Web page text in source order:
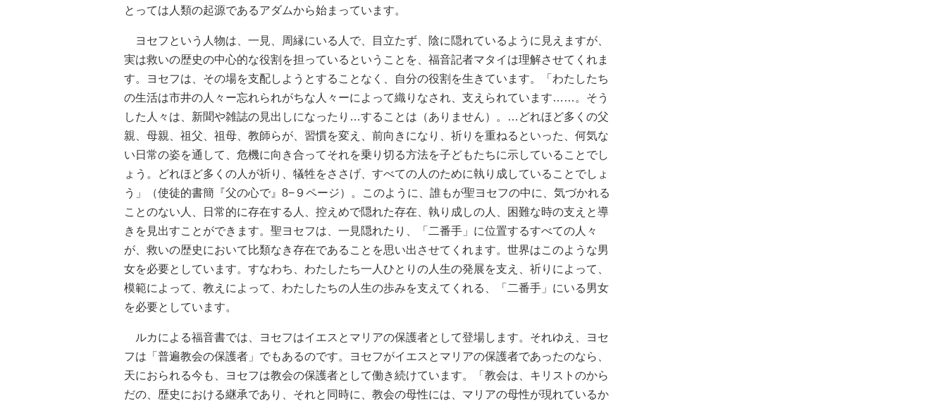
とっては人類の起源であるアダムから始まっています。
ヨセフという人物は、一見、周縁にいる人で、目立たず、陰に隠れているように見えますが、
実は救いの歴史の中心的な役割を担っているということを、福音記者マタイは理解させてくれま
す。ヨセフは、その場を支配しようとすることなく、自分の役割を生きています。「わたしたち
の生活は市井の人々ー忘れられがちな人々ーによって織りなされ、支えられています……。そう
した人々は、新聞や雑誌の見出しになったり…することは（ありません）。…どれほど多くの父
親、母親、祖父、祖母、教師らが、習慣を変え、前向きになり、祈りを重ねるといった、何気な
い日常の姿を通して、危機に向き合ってそれを乗り切る方法を子どもたちに示していることでし
ょう。どれほど多くの人が祈り、犠牲をささげ、すべての人のために執り成していることでしょ
う」（使徒的書簡『父の心で』8−９ページ）。このように、誰もが聖ヨセフの中に、気づかれる
ことのない人、日常的に存在する人、控えめで隠れた存在、執り成しの人、困難な時の支えと導
きを見出すことができます。聖ヨセフは、一見隠れたり、「二番手」に位置するすべての人々
が、救いの歴史において比類なき存在であることを思い出させてくれます。世界はこのような男
女を必要としています。すなわち、わたしたち一人ひとりの人生の発展を支え、祈りによって、
模範によって、教えによって、わたしたちの人生の歩みを支えてくれる、「二番手」にいる男女
を必要としています。
ルカによる福音書では、ヨセフはイエスとマリアの保護者として登場します。それゆえ、ヨセ
フは「普遍教会の保護者」でもあるのです。ヨセフがイエスとマリアの保護者であったのなら、
天におられる今も、ヨセフは教会の保護者として働き続けています。「教会は、キリストのから
だの、歴史における継承であり、それと同時に、教会の母性には、マリアの母性が現れているか